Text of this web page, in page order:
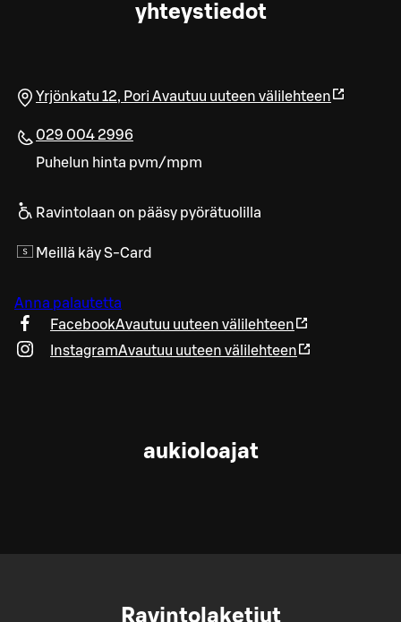
yhteystiedot
Yrjönkatu 12, Pori Avautuu uuteen välilehteen
029 004 2996
Puhelun hinta pvm/mpm
Ravintolaan on pääsy pyörätuolilla
Meillä käy S-Card
Anna palautetta
FacebookAvautuu uuteen välilehteen
InstagramAvautuu uuteen välilehteen
aukioloajat
Ravintolaketjut